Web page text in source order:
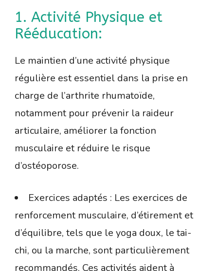
1. Activité Physique et
Rééducation:
Le maintien d’une activité physique
régulière est essentiel dans la prise en
charge de l’arthrite rhumatoïde,
notamment pour prévenir la raideur
articulaire, améliorer la fonction
musculaire et réduire le risque
d’ostéoporose.
Exercices adaptés : Les exercices de
renforcement musculaire, d’étirement et
d’équilibre, tels que le yoga doux, le tai-
chi, ou la marche, sont particulièrement
recommandés. Ces activités aident à